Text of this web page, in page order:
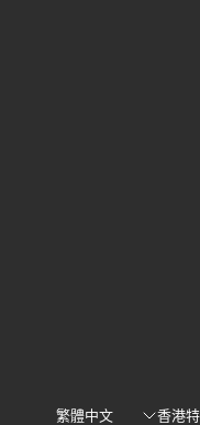
Translation